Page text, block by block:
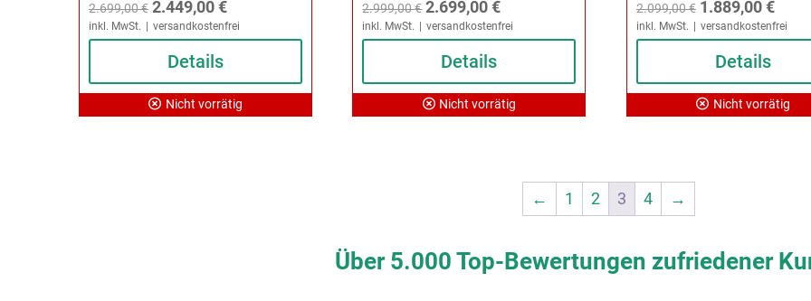
2.699,00€ Ursprünglicher
Preis
war:
2.699,00 €
2.449,00€Aktueller
Preis
2.449,00 €.
inkl. MwSt. versandkostenfrei
Nicht vorrätig
Details
2.999,00€ Ursprünglicher
Preis
war:
2.999,00 €
2.699,00€Aktueller
Preis
2.699,00 €.
inkl. MwSt. versandkostenfrei
Nicht vorrätig
Details
2.099,00€ Ursprünglicher
Preis
war:
2.099,00 €
1.889,00€
Preis
inkl. MwSt. versandkostenfrei
Nicht vorrätig
Details
← 1 2 3 4 →
Über 5.000 Top-Bewertungen zufriedener